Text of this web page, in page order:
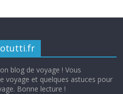
blog de voyage ! Vous
voyage et quelques astuces pour
Bonne lecture !